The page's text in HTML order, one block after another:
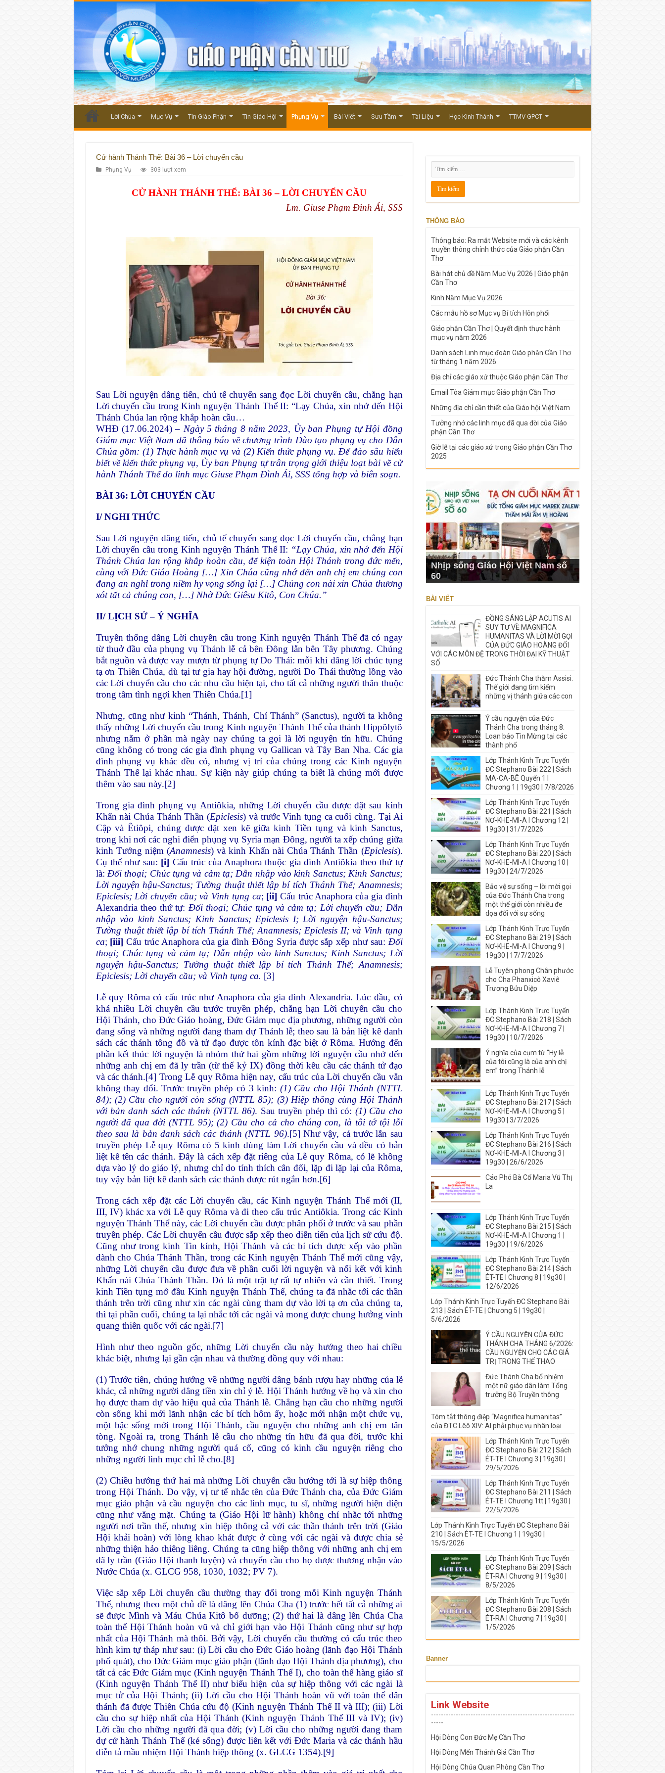
Lời Chúa Mục Vụ Tin Giáo Phận Tin Giáo Hội Phụng Vụ Bài Viết Sưu Tầm Tài Liệu Học Kinh Thánh TTMV GPCT
Cử hành Thánh Thể: Bài 36 – Lời chuyển cầu
Phụng Vụ 303 lượt xem
CỬ HÀNH THÁNH THỂ: BÀI 36 – LỜI CHUYỂN CẦU
Lm. Giuse Phạm Đình Ái, SSS
Sau Lời nguyện dâng tiến, chủ tế chuyển sang đọc Lời chuyển cầu, chẳng hạn
Lời chuyển cầu trong Kinh nguyện Thánh Thể II: “Lạy Chúa, xin nhớ đến Hội
Thánh Chúa lan rộng khắp hoàn cầu…
WHĐ (17.06.2024)– Ngày 5 tháng 8 năm 2023, Ủy ban Phụng tự Hội đồng
Giám mục Việt Nam đã thông báo về chương trình Đào tạo phụng vụ cho Dân
Chúa gồm: (1) Thực hành mục vụ và (2) Kiến thức phụng vụ. Để đào sâu hiểu
biết về kiến thức phụng vụ, Ủy ban Phụng tự trân trọng giới thiệu loạt bài về cử
hành Thánh Thể do linh mục Giuse Phạm Đình Ái, SSS tổng hợp và biên soạn.
BÀI 36: LỜI CHUYỂN CẦU
I/NGHI THỨC
Sau Lời nguyện dâng tiến, chủ tế chuyển sang đọc Lời chuyển cầu, chẳng hạn
Lời chuyển cầu trong Kinh nguyện Thánh Thể II: “Lạy Chúa, xin nhớ đến Hội
Thánh Chúa lan rộng khắp hoàn cầu, để kiện toàn Hội Thánh trong đức mến,
cùng với Đức Giáo Hoàng […] Xin Chúa cũng nhớ đến anh chị em chúng con
đang an nghỉ trong niềm hy vọng sống lại […] Chúng con nài xin Chúa thương
xót tất cả chúng con, […] Nhờ Đức Giêsu Kitô, Con Chúa.”
II/ LỊCH SỬ – Ý NGHĨA
Truyền thống dâng Lời chuyền cầu trong Kinh nguyện Thánh Thể đã có ngay
từ thuở đầu của phụng vụ Thánh lễ cả bên Đông lẫn bên Tây phương. Chúng
bắt nguồn và được vay mượn từ phụng tự Do Thái: mỗi khi dâng lời chúc tụng
tạ ơn Thiên Chúa, dù tại tư gia hay hội đường, người Do Thái thường lồng vào
các Lời chuyển cầu cho các nhu cầu hiện tại, cho tất cả những người thân thuộc
trong tâm tình ngợi khen Thiên Chúa.[1]
Nhưng, cũng như kinh “Thánh, Thánh, Chí Thánh” (Sanctus), người ta không
thấy những Lời chuyển cầu trong Kinh nguyện Thánh Thể của thánh Hippôlytô
nhưng nằm ở phần mà ngày nay chúng ta gọi là lời nguyện tín hữu. Chúng
cũng không có trong các gia đình phụng vụ Gallican và Tây Ban Nha. Các gia
đình phụng vụ khác đều có, nhưng vị trí của chúng trong các Kinh nguyện
Thánh Thể lại khác nhau. Sự kiện này giúp chúng ta biết là chúng mới được
thêm vào sau này.[2]
Trong gia đình phụng vụ Antiôkia, những Lời chuyển cầu được đặt sau kinh
Khẩn nài Chúa Thánh Thần (Epiclesis) và trước Vinh tụng ca cuối cùng. Tại Ai
Cập và Êtiôpi, chúng được đặt xen kẽ giữa kinh Tiền tụng và kinh Sanctus,
trong khi nơi các nghi điển phụng vụ Syria mạn Đông, người ta xếp chúng giữa
kinh Tưởng niệm (Anamnesis) và kinh Khẩn nài Chúa Thánh Thần (Epiclesis).
Cụ thể như sau: [i] Cấu trúc của Anaphora thuộc gia đình Antiôkia theo thứ tự
là: Đối thoại; Chúc tụng và cảm tạ; Dẫn nhập vào kinh Sanctus; Kinh Sanctus;
Lời nguyện hậu-Sanctus; Tường thuật thiết lập bí tích Thánh Thể; Anamnesis;
Epiclesis; Lời chuyển cầu; và Vinh tụng ca; [ii] Cấu trúc Anaphora của gia đình
Alexandria theo thứ tự: Đối thoại; Chúc tụng và cảm tạ; Lời chuyển cầu; Dẫn
nhập vào kinh Sanctus; Kinh Sanctus; Epiclesis I; Lời nguyện hậu-Sanctus;
Tường thuật thiết lập bí tích Thánh Thể; Anamnesis; Epiclesis II; và Vinh tụng
ca; [iii] Cấu trúc Anaphora của gia đình Đông Syria được sắp xếp như sau: Đối
thoại; Chúc tụng và cảm tạ; Dẫn nhập vào kinh Sanctus; Kinh Sanctus; Lời
nguyện hậu-Sanctus; Tường thuật thiết lập bí tích Thánh Thể; Anamnesis;
Epiclesis; Lời chuyển cầu; và Vinh tụng ca. [3]
Lễ quy Rôma có cấu trúc như Anaphora của gia đình Alexandria. Lúc đầu, có
khá nhiều Lời chuyển cầu trước truyền phép, chẳng hạn Lời chuyển cầu cho
Hội Thánh, cho Đức Giáo hoàng, Đức Giám mục địa phương, những người còn
đang sống và những người đang tham dự Thánh lễ; theo sau là bản liệt kê danh
sách các thánh tông đồ và tử đạo được tôn kính đặc biệt ở Rôma. Hướng đến
phần kết thúc lời nguyện là nhóm thứ hai gồm những lời nguyện cầu nhớ đến
những anh chị em đã ly trần (từ thế kỷ IX) đồng thời kêu cầu các thánh tử đạo
và các thánh.[4] Trong Lễ quy Rôma hiện nay, cấu trúc của Lời chuyển cầu vẫn
không thay đổi. Trước truyền phép có 3 kinh: (1) Cầu cho Hội Thánh (NTTL
84); (2) Cầu cho người còn sống (NTTL 85); (3) Hiệp thông cùng Hội Thánh
với bản danh sách các thánh (NTTL 86). Sau truyền phép thì có: (1) Cầu cho
người đã qua đời (NTTL 95); (2) Cầu cho cả cho chúng con, là tôi tớ tội lỗi
theo sau là bản danh sách các thánh (NTTL 96).[5] Như vậy, cả trước lẫn sau
truyền phép Lễ quy Rôma có 5 kinh dùng làm Lời chuyển cầu và đều có bản
liệt kê tên các thánh. Đây là cách xếp đặt riêng của Lễ quy Rôma, có lẽ không
dựa vào lý do giáo lý, nhưng chỉ do tính thích cân đối, lặp đi lặp lại của Rôma,
tuy vậy bản liệt kê danh sách các thánh được rút ngắn hơn.[6]
Trong cách xếp đặt các Lời chuyển cầu, các Kinh nguyện Thánh Thể mới (II,
III, IV) khác xa với Lễ quy Rôma và đi theo cấu trúc Antiôkia. Trong các Kinh
nguyện Thánh Thể này, các Lời chuyển cầu được phân phối ở trước và sau phần
truyền phép. Các Lời chuyển cầu được sắp xếp theo diễn tiến của lịch sử cứu độ.
Cũng như trong kinh Tin kính, Hội Thánh và các bí tích được xếp vào phần
dành cho Chúa Thánh Thần, trong các Kinh nguyện Thánh Thể mới cũng vậy,
những Lời chuyển cầu được đưa về phần cuối lời nguyện và nối kết với kinh
Khẩn nài Chúa Thánh Thần. Đó là một trật tự rất tự nhiên và cần thiết. Trong
kinh Tiền tụng mở đầu Kinh nguyện Thánh Thể, chúng ta đã nhắc tới các thần
thánh trên trời cũng như xin các ngài cùng tham dự vào lời tạ ơn của chúng ta,
thì tại phần cuối, chúng ta lại nhắc tới các ngài và mong được chung hưởng vinh
quang thiên quốc với các ngài.[7]
Hình như theo nguồn gốc, những Lời chuyển cầu này hướng theo hai chiều
khác biệt, nhưng lại gần cận nhau và thường đồng quy với nhau:
(1) Trước tiên, chúng hướng về những người dâng bánh rượu hay những của lễ
khác, cả những người dâng tiền xin chỉ ý lễ. Hội Thánh hướng về họ và xin cho
họ được tham dự vào hiệu quả của Thánh lễ. Chẳng hạn cầu cho những người
còn sống khi mới lãnh nhận các bí tích hôm ấy, hoặc mới nhận một chức vụ,
một bậc sống mới trong Hội Thánh, cầu nguyện cho những anh chị em tân
tòng. Ngoài ra, trong Thánh lễ cầu cho những tín hữu đã qua đời, trước khi
tưởng nhớ chung những người quá cố, cũng có kinh cầu nguyện riêng cho
những người linh mục chỉ lễ cho.[8]
(2) Chiều hướng thứ hai mà những Lời chuyển cầu hướng tới là sự hiệp thông
trong Hội Thánh. Do vậy, vị tư tế nhắc tên của Đức Thánh cha, của Đức Giám
mục giáo phận và cầu nguyện cho các linh mục, tu sĩ, những người hiện diện
cũng như vắng mặt. Chúng ta (Giáo Hội lữ hành) không chỉ nhắc tới những
người nơi trần thế, nhưng xin hiệp thông cả với các thần thánh trên trời (Giáo
Hội khải hoàn) với lòng khao khát được ở cùng với các ngài và được chia sẻ
những thiện hảo thiêng liêng. Chúng ta cũng hiệp thông với những anh chị em
đã ly trần (Giáo Hội thanh luyện) và chuyển cầu cho họ được thương nhận vào
Nước Chúa (x. GLCG 958, 1030, 1032; PV 7).
Việc sắp xếp Lời chuyển cầu thường thay đổi trong mỗi Kinh nguyện Thánh
Thể, nhưng theo một chủ đề là dâng lên Chúa Cha (1) trước hết tất cả những ai
sẽ được Mình và Máu Chúa Kitô bổ dưỡng; (2) thứ hai là dâng lên Chúa Cha
toàn thể Hội Thánh hoàn vũ và chỉ giới hạn vào Hội Thánh cũng như sự hợp
nhất của Hội Thánh mà thôi. Bởi vậy, Lời chuyển cầu thường có cấu trúc theo
hình kim tự tháp như sau: (i) Lời cầu cho Đức Giáo hoàng (lãnh đạo Hội Thánh
phổ quát), cho Đức Giám mục giáo phận (lãnh đạo Hội Thánh địa phương), cho
tất cả các Đức Giám mục (Kinh nguyện Thánh Thể I), cho toàn thể hàng giáo sĩ
(Kinh nguyện Thánh Thể II) như biểu hiện của sự hiệp thông với các ngài là
mục tử của Hội Thánh; (ii) Lời cầu cho Hội Thánh hoàn vũ với toàn thể dân
thánh đã được Thiên Chúa cứu độ (Kinh nguyện Thánh Thể II và III); (iii) Lời
cầu cho sự hiệp nhất của Hội Thánh (Kinh nguyện Thánh Thể III và IV); (iv)
Lời cầu cho những người đã qua đời; (v) Lời cầu cho những người đang tham
dự cử hành Thánh Thể (kẻ sống) được liên kết với Đức Maria và các thánh hầu
diễn tả mầu nhiệm Hội Thánh hiệp thông (x. GLCG 1354).[9]
THÔNG BÁO
Thông báo: Ra mắt Website mới và các kênh
truyền thông chính thức của Giáo phận Cần
Thơ
Bài hát chủ đề Năm Mục Vụ 2026 | Giáo phận
Cần Thơ
Kinh Năm Mục Vụ 2026
Các mẫu hồ sơ Mục vụ Bí tích Hôn phối
Giáo phận Cần Thơ | Quyết định thực hành
mục vụ năm 2026
Danh sách Linh mục đoàn Giáo phận Cần Thơ
từ tháng 1 năm 2026
Địa chỉ các giáo xứ thuộc Giáo phận Cần Thơ
Email Tòa Giám mục Giáo phận Cần Thơ
Những địa chỉ cần thiết của Giáo hội Việt Nam
Tưởng nhớ các linh mục đã qua đời của Giáo
phận Cần Thơ
Giờ lễ tại các giáo xứ trong Giáo phận Cần Thơ
2025
Nhịp sống Giáo Hội Việt Nam số
60
BÀI VIẾT
ĐỒNG SÁNG LẬP ACUTIS AI
SUY TƯ VỀ MAGNIFICA
HUMANITAS VÀ LỜI MỜI GỌI
CỦA ĐỨC GIÁO HOÀNG ĐỐI
VỚI CÁC MÔN ĐỆ TRONG THỜI ĐẠI KỸ THUẬT
SỐ
Đức Thánh Cha thăm Assisi:
Thế giới đang tìm kiếm
những vị thánh giữa các con
Ý cầu nguyện của Đức
Thánh Cha trong tháng 8:
Loan báo Tin Mừng tại các
thành phố
Lớp Thánh Kinh Trực Tuyến
ĐC Stephano Bài 222 | Sách
MA-CA-BÊ Quyển 1 I
Chương 1 | 19g30 | 7/8/2026
Lớp Thánh Kinh Trực Tuyến
ĐC Stephano Bài 221 | Sách
NƠ-KHE-MI-A I Chương 12 |
19g30 | 31/7/2026
Lớp Thánh Kinh Trực Tuyến
ĐC Stephano Bài 220 | Sách
NƠ-KHE-MI-A I Chương 10 |
19g30 | 24/7/2026
Bảo vệ sự sống – lời mời gọi
của Đức Thánh Cha trong
một thế giới còn nhiều đe
dọa đối với sự sống
Lớp Thánh Kinh Trực Tuyến
ĐC Stephano Bài 219 | Sách
NƠ-KHE-MI-A I Chương 9 |
19g30 | 17/7/2026
Lễ Tuyên phong Chân phước
cho Cha Phanxicô Xaviê
Trương Bửu Diệp
Lớp Thánh Kinh Trực Tuyến
ĐC Stephano Bài 218 | Sách
NƠ-KHE-MI-A I Chương 7 |
19g30 | 10/7/2026
Ý nghĩa của cụm từ “Hy lễ
của tôi cũng là của anh chị
em” trong Thánh lễ
Lớp Thánh Kinh Trực Tuyến
ĐC Stephano Bài 217 | Sách
NƠ-KHE-MI-A I Chương 5 |
19g30 | 3/7/2026
Lớp Thánh Kinh Trực Tuyến
ĐC Stephano Bài 216 | Sách
NƠ-KHE-MI-A I Chương 3 |
19g30 | 26/6/2026
Cáo Phó Bà Cố Maria Vũ Thị
La
Lớp Thánh Kinh Trực Tuyến
ĐC Stephano Bài 215 | Sách
NƠ-KHE-MI-A I Chương 1 |
19g30 | 19/6/2026
Lớp Thánh Kinh Trực Tuyến
ĐC Stephano Bài 214 | Sách
ÉT-TE I Chương 8 | 19g30 |
12/6/2026
Lớp Thánh Kinh Trực Tuyến ĐC Stephano Bài
213 | Sách ÉT-TE | Chương 5 | 19g30 |
5/6/2026
Ý CẦU NGUYỆN CỦA ĐỨC
THÁNH CHA THÁNG 6/2026:
CẦU NGUYỆN CHO CÁC GIÁ
TRỊ TRONG THỂ THAO
Đức Thánh Cha bổ nhiệm
một nữ giáo dân làm Tổng
trưởng Bộ Truyền thông
Tóm tắt thông điệp “Magnifica humanitas”
của ĐTC Lêô XIV: AI phải phục vụ nhân loại
Lớp Thánh Kinh Trực Tuyến
ĐC Stephano Bài 212 | Sách
ÉT-TE I Chương 3 | 19g30 |
29/5/2026
Lớp Thánh Kinh Trực Tuyến
ĐC Stephano Bài 211 | Sách
ÉT-TE I Chương 1tt | 19g30 |
22/5/2026
Lớp Thánh Kinh Trực Tuyến ĐC Stephano Bài
210 | Sách ÉT-TE I Chương 1 | 19g30 |
15/5/2026
Lớp Thánh Kinh Trực Tuyến
ĐC Stephano Bài 209 | Sách
ÉT-RA I Chương 9 | 19g30 |
8/5/2026
Lớp Thánh Kinh Trực Tuyến
ĐC Stephano Bài 208 | Sách
ÉT-RA I Chương 7 | 19g30 |
1/5/2026
Banner
Link Website
----------------------------------------------------------
-----
Hội Dòng Con Đức Mẹ Cần Thơ
Hội Dòng Mến Thánh Giá Cần Thơ
Hội Dòng Chúa Quan Phòng Cần Thơ